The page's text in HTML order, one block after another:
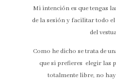
Mi intención es que tengas
de la sesión y facilitar todo
del
Como he dicho se trata de
que si prefieres elegir las
totalmente libre, no